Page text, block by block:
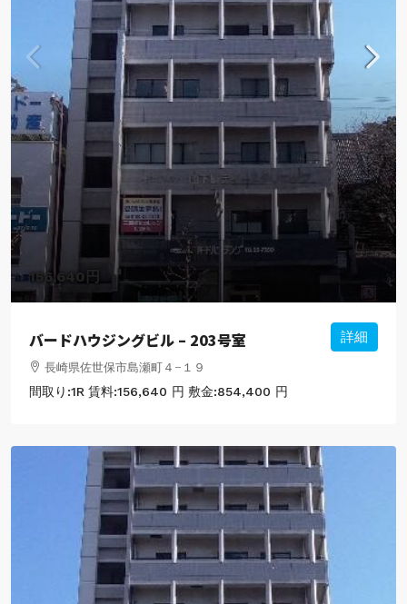
156,640円
バードハウジングビル – 203号室
長崎県佐世保市島瀬町４−１９
間取り:1R 賃料:156,640 円 敷金:854,400 円
詳細